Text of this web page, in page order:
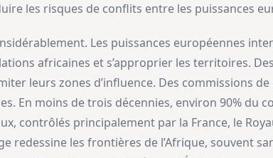
les risques de conflits entre les puissances
Les puissances européennes
africaines et s’approprier les territoires.
leurs zones d’influence. Des commissions
En moins de trois décennies, environ 90% du
contrôlés principalement par la France, le
redessine les frontières de l’Afrique, souvent